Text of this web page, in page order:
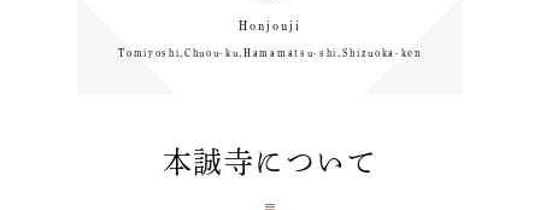
Honjouji
Tomiyoshi,Chuou-ku,Hamamatsu-shi,Shizuoka-ken
本誠寺 について